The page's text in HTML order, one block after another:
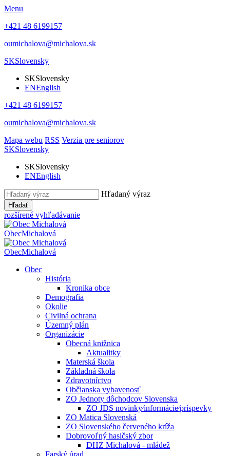
Menu
+421 48 6199157
oumichalova@michalova.sk
SKSlovensky
SKSlovensky
ENEnglish
+421 48 6199157
oumichalova@michalova.sk
Mapa webu RSS Verzia pre seniorov
SKSlovensky
SKSlovensky
ENEnglish
Hľadaný výraz
Hľadať
rozšírené vyhľadávanie
ObecMichalová
ObecMichalová
Obec
História
Kronika obce
Demografia
Okolie
Civilná ochrana
Územný plán
Organizácie
Obecná knižnica
Aktualitky
Materská škola
Základná škola
Zdravotníctvo
Občianska vybavenosť
ZO Jednoty dôchodcov Slovenska
ZO JDS novinky⁄informácie⁄príspevky
ZO Matica Slovenská
ZO Slovenského červeného kríža
Dobrovoľný hasičský zbor
DHZ Michalová - mládež
Farský úrad